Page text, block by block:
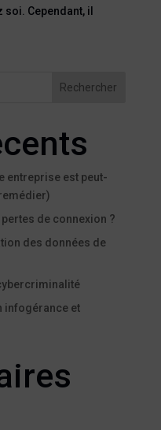
Cependant, il
Rechercher
entreprise est peut-
de connexion ?
des données de
infogérance et